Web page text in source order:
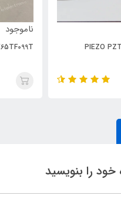
PIEZO
ناموجود
خود را بنویسید